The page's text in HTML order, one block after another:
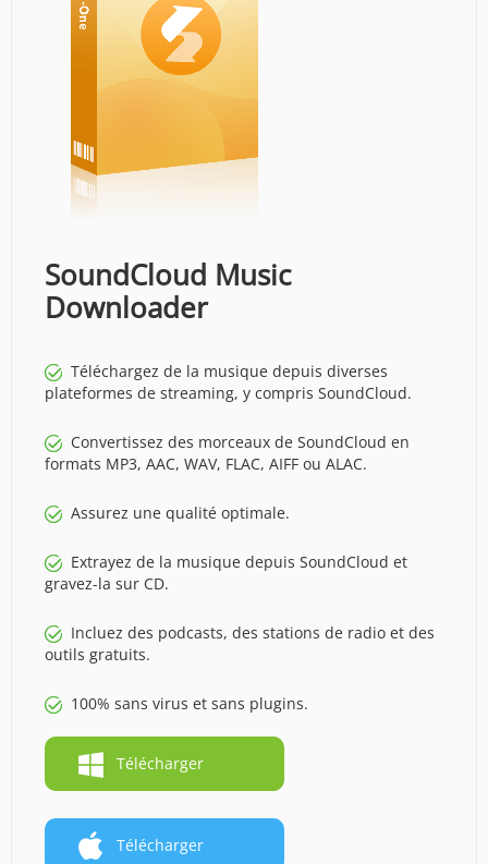
SoundCloud Music
Downloader
Téléchargez de la musique depuis diverses
plateformes de streaming, y compris SoundCloud.
Convertissez des morceaux de SoundCloud en
formats MP3, AAC, WAV, FLAC, AIFF ou ALAC.
Assurez une qualité optimale.
Extrayez de la musique depuis SoundCloud et
gravez-la sur CD.
Incluez des podcasts, des stations de radio et des
outils gratuits.
100% sans virus et sans plugins.
Télécharger
Télécharger